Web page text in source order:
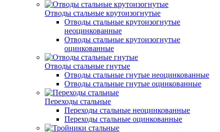
Отводы стальные крутоизогнутые
Отводы стальные крутоизогнутые
неоцинкованные
Отводы стальные крутоизогнутые
оцинкованные
Отводы стальные гнутые
Отводы стальные гнутые неоцинкованные
Отводы стальные гнутые оцинкованные
Переходы стальные
Переходы стальные неоцинкованные
Переходы стальные оцинкованные